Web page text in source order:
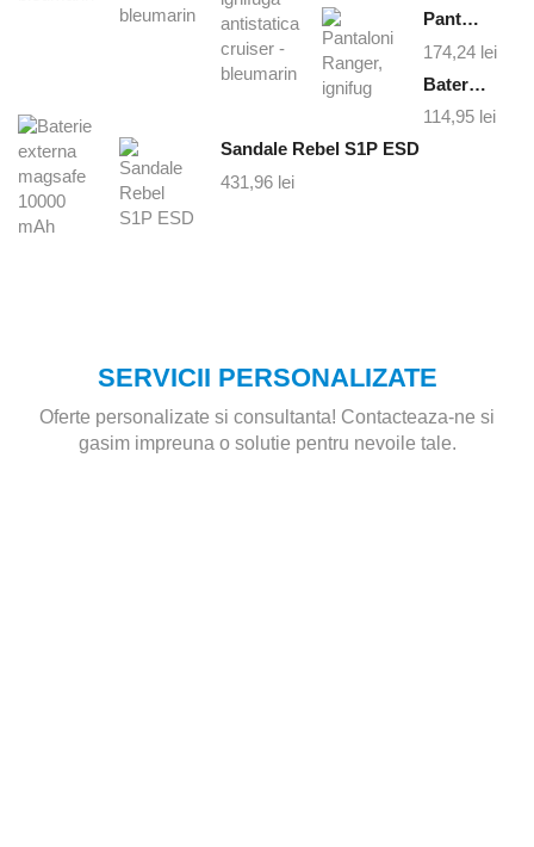
Pantaloni Ranger, ignifug
174,24 lei
Baterie externa magsafe 10000 mAh
114,95 lei
Sandale Rebel S1P ESD
431,96 lei
SERVICII PERSONALIZATE
Oferte personalizate si consultanta! Contacteaza-ne si
gasim impreuna o solutie pentru nevoile tale.